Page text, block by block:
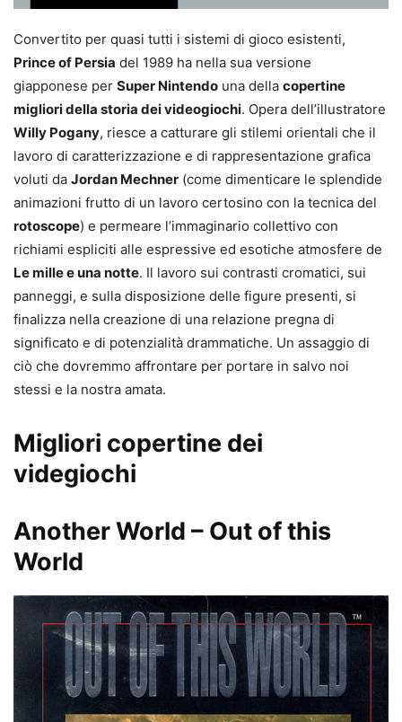
Convertito per quasi tutti i sistemi di gioco esistenti,
Prince of Persia del 1989 ha nella sua versione
giapponese per Super Nintendo una della copertine
migliori della storia dei videogiochi. Opera dell’illustratore
Willy Pogany, riesce a catturare gli stilemi orientali che il
lavoro di caratterizzazione e di rappresentazione grafica
voluti da Jordan Mechner (come dimenticare le splendide
animazioni frutto di un lavoro certosino con la tecnica del
rotoscope) e permeare l’immaginario collettivo con
richiami espliciti alle espressive ed esotiche atmosfere de
Le mille e una notte. Il lavoro sui contrasti cromatici, sui
panneggi, e sulla disposizione delle figure presenti, si
finalizza nella creazione di una relazione pregna di
significato e di potenzialità drammatiche. Un assaggio di
ciò che dovremmo affrontare per portare in salvo noi
stessi e la nostra amata.
Migliori copertine dei
videgiochi
Another World – Out of this
World